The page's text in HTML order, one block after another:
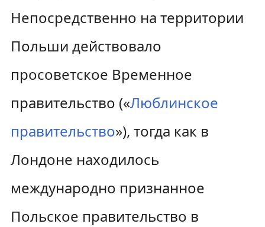
Непосредственно на территории
Польши действовало
просоветское Временное
правительство («Люблинское
правительство»), тогда как в
Лондоне находилось
международно признанное
Польское правительство в